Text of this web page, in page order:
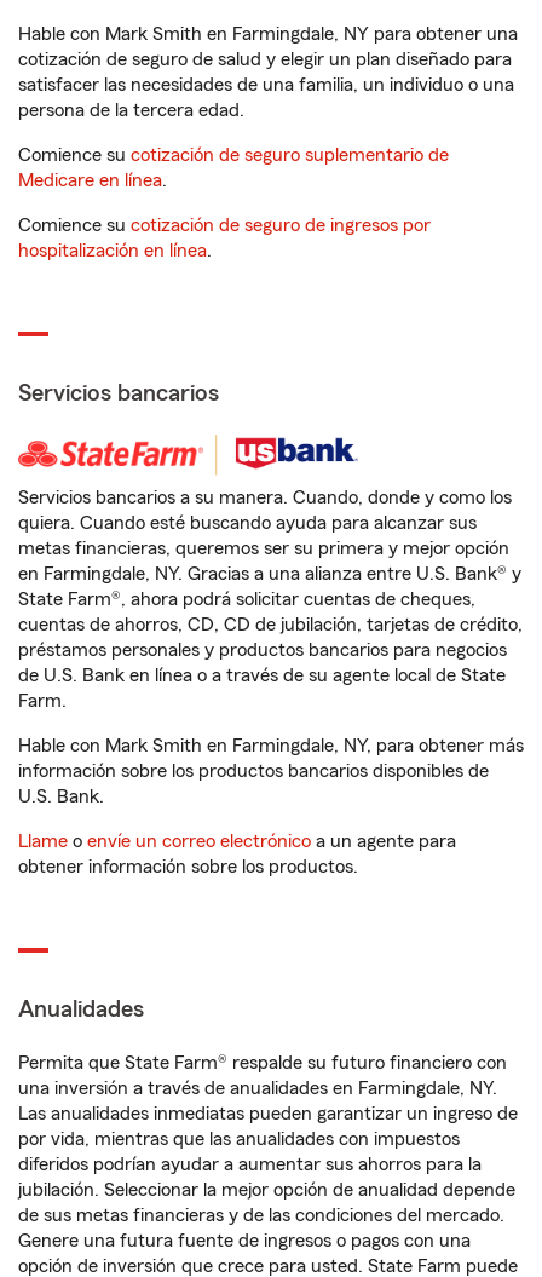
Hable con Mark Smith en Farmingdale, NY para obtener una
cotización de seguro de salud y elegir un plan diseñado para
satisfacer las necesidades de una familia, un individuo o una
persona de la tercera edad.
Comience su cotización de seguro suplementario de
Medicare en línea.
Comience su cotización de seguro de ingresos por
hospitalización en línea.
Servicios bancarios
Servicios bancarios a su manera. Cuando, donde y como los
quiera. Cuando esté buscando ayuda para alcanzar sus
metas financieras, queremos ser su primera y mejor opción
en Farmingdale, NY. Gracias a una alianza entre U.S. Bank® y
State Farm®, ahora podrá solicitar cuentas de cheques,
cuentas de ahorros, CD, CD de jubilación, tarjetas de crédito,
préstamos personales y productos bancarios para negocios
de U.S. Bank en línea o a través de su agente local de State
Farm.
Hable con Mark Smith en Farmingdale, NY, para obtener más
información sobre los productos bancarios disponibles de
U.S. Bank.
Llame o envíe un correo electrónico a un agente para
obtener información sobre los productos.
Anualidades
Permita que State Farm® respalde su futuro financiero con
una inversión a través de anualidades en Farmingdale, NY.
Las anualidades inmediatas pueden garantizar un ingreso de
por vida, mientras que las anualidades con impuestos
diferidos podrían ayudar a aumentar sus ahorros para la
jubilación. Seleccionar la mejor opción de anualidad depende
de sus metas financieras y de las condiciones del mercado.
Genere una futura fuente de ingresos o pagos con una
opción de inversión que crece para usted. State Farm puede